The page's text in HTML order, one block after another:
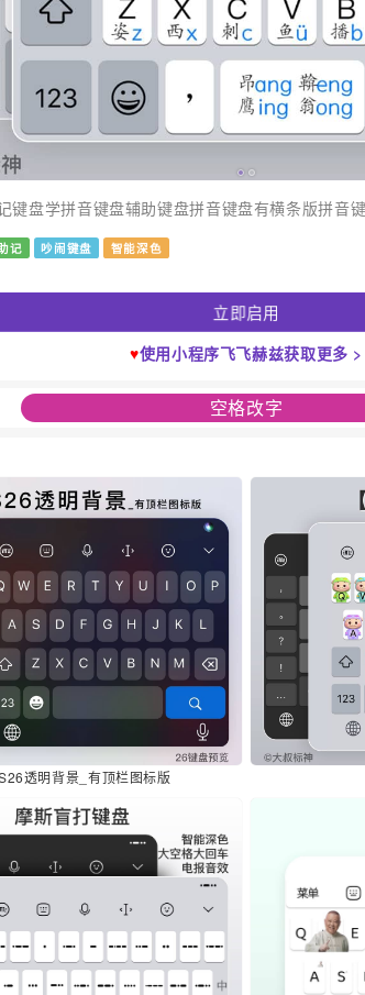
键盘学拼音键盘辅助键盘拼音键盘有横条版拼音
记 吵闹键盘 智能深色
立即启用
♥使用小程序飞飞赫兹获取更多 >
空格改字
透明背景_有顶栏图标版